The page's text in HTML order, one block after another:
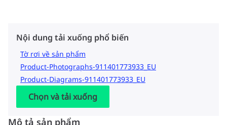
Nội dung tải xuống phổ biến
Tờ rơi về sản phẩm
Product-Photographs-911401773933_EU
Product-Diagrams-911401773933_EU
Chọn và tải xuống
Mô tả sản phẩm